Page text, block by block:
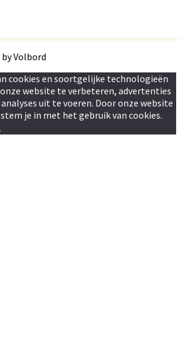
Volbord
cookies en soortgelijke technologieën
website te verbeteren, advertenties
uit te voeren. Door onze website
je in met het gebruik van cookies.